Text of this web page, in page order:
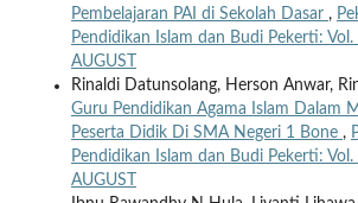
Pembelajaran PAI di Sekolah Dasar ,
Pendidikan Islam dan Budi Pekerti:
AUGUST
Rinaldi Datunsolang, Herson Anwar,
Guru Pendidikan Agama Islam Dalam
Peserta Didik Di SMA Negeri 1 Bone ,
Pendidikan Islam dan Budi Pekerti:
AUGUST